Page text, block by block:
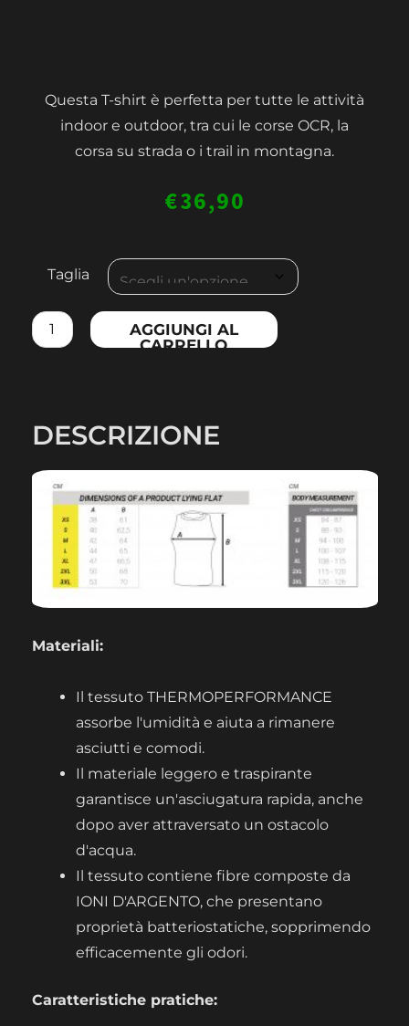
Questa T-shirt è perfetta per tutte le attività
indoor e outdoor, tra cui le corse OCR, la
corsa su strada o i trail in montagna.
€36,90
Taglia
MEN'S
COMPRESSION
TANK
TOP
AGGIUNGI AL
CARRELLO
DESCRIZIONE
Materiali:
Il tessuto THERMOPERFORMANCE
assorbe l'umidità e aiuta a rimanere
asciutti e comodi.
Il materiale leggero e traspirante
garantisce un'asciugatura rapida, anche
dopo aver attraversato un ostacolo
d'acqua.
Il tessuto contiene fibre composte da
IONI D'ARGENTO, che presentano
proprietà batteriostatiche, sopprimendo
efficacemente gli odori.
Caratteristiche pratiche: